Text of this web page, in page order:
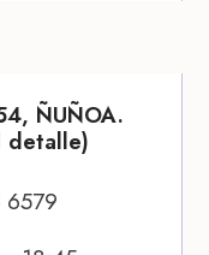
ÑUÑOA.
detalle)